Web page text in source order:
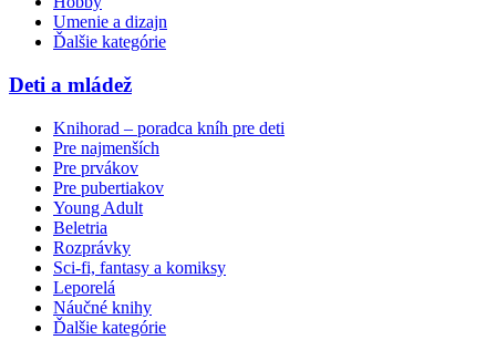
Umenie a dizajn
Ďalšie kategórie
Deti a mládež
Knihorad – poradca kníh pre deti
Pre najmenších
Pre prvákov
Pre pubertiakov
Young Adult
Beletria
Rozprávky
Sci-fi, fantasy a komiksy
Leporelá
Náučné knihy
Ďalšie kategórie